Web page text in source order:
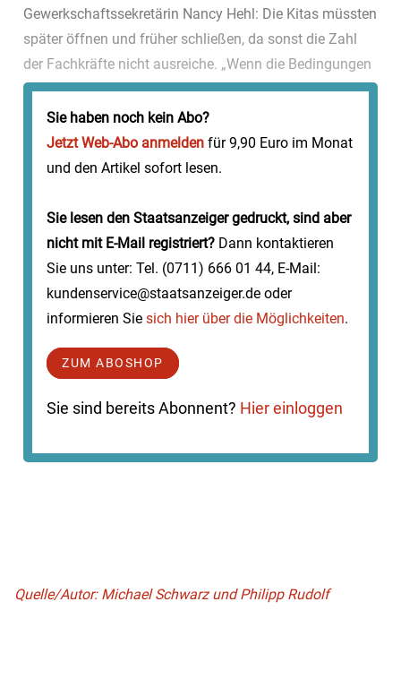
Gewerkschaftssekretärin Nancy Hehl: Die Kitas müssten
später öffnen und früher schließen, da sonst die Zahl
der Fachkräfte nicht ausreiche. „Wenn die Bedingungen
so schlecht wie bisher bleiben, werden uns die
Erzieherinnen ver...
Sie haben noch kein Abo?
Jetzt Web-Abo anmelden für 9,90 Euro im Monat
und den Artikel sofort lesen.
Sie lesen den Staatsanzeiger gedruckt, sind aber
nicht mit E-Mail registriert? Dann kontaktieren
Sie uns unter: Tel. (0711) 666 01 44, E-Mail:
kundenservice@staatsanzeiger.de oder
informieren Sie sich hier über die Möglichkeiten.
ZUM ABOSHOP
Sie sind bereits Abonnent? Hier einloggen
Quelle/Autor: Michael Schwarz und Philipp Rudolf